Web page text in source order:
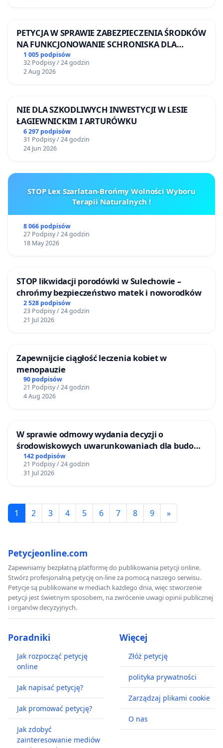
PETYCJA W SPRAWIE ZABEZPIECZENIA ŚRODKÓW
NA FUNKCJONOWANIE SCHRONISKA DLA
BEZDOMNYCH ZWIERZĄT W SKARYSZEWIE
1 005 podpisów
32 Podpisy / 24 godzin
2 Aug 2026
NIE DLA SZKODLIWYCH INWESTYCJI W LESIE
ŁAGIEWNICKIM I ARTURÓWKU
6 297 podpisów
31 Podpisy / 24 godzin
24 Jun 2026
STOP Lex Szarlatan-Brońmy Wolności Wyboru
Terapii Naturalnych !
8 066 podpisów
27 Podpisy / 24 godzin
18 May 2026
STOP likwidacji porodówki w Sulechowie –
chrońmy bezpieczeństwo matek i noworodków
2 528 podpisów
23 Podpisy / 24 godzin
21 Jul 2026
Zapewnijcie ciągłość leczenia kobiet w
menopauzie
90 podpisów
21 Podpisy / 24 godzin
4 Aug 2026
W sprawie odmowy wydania decyzji o
środowiskowych uwarunkowaniach dla budowy
zakładu wytwarzania biometanu „Krynki” w
Ostrowiu Południowym oraz ochrony
mieszkańców i Puszczy Knyszyńskiej
142 podpisów
21 Podpisy / 24 godzin
31 Jul 2026
1 2 3 4 5 6 7 8 9 »
Petycjeonline.com
Zapewniamy bezpłatną platformę do publikowania petycji online.
Stwórz profesjonalną petycję on-line za pomocą naszego serwisu.
Petycje są publikowane w mediach każdego dnia, więc stworzenie
petycji jest świetnym sposobem, na zwrócenie uwagi opinii publicznej
i organów decyzyjnych.
Poradniki
Jak rozpocząć petycję
online
Jak napisać petycję?
Jak promować petycję?
Jak zdobyć
zainteresowanie mediów
Więcej
Złóż petycję
polityka prywatności
Zarządzaj plikami cookie
O nas